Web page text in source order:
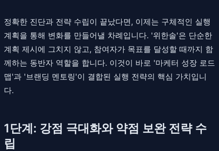
정확한 진단과 전략 수립이 끝났다면, 이제는 구체적인 실행
계획을 통해 변화를 만들어낼 차례입니다. '위한솔'은 단순한
계획 제시에 그치지 않고, 참여자가 목표를 달성할 때까지 함
께하는 동반자 역할을 합니다. 이것이 바로 '마케터 성장 로드
맵'과 '브랜딩 멘토링'이 결합된 실행 전략의 핵심 가치입니
다.
1단계: 강점 극대화와 약점 보완 전략 수
립